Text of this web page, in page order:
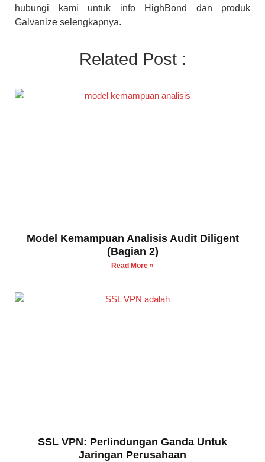
hubungi kami untuk info HighBond dan produk
Galvanize selengkapnya.
Related Post :
Model Kemampuan Analisis Audit Diligent
(Bagian 2)
Read More »
SSL VPN: Perlindungan Ganda Untuk
Jaringan Perusahaan